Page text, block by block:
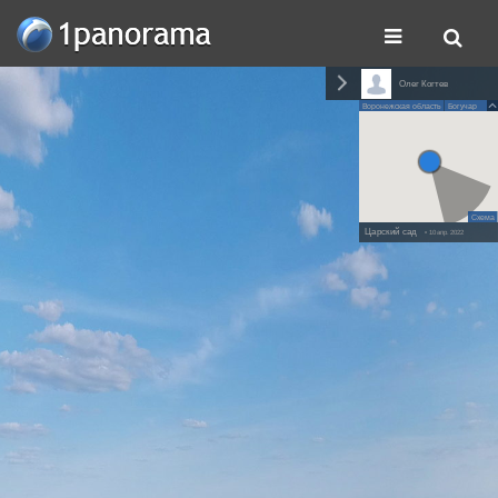
Олег Когтев
Воронежская область Богучар
Схема
Царский сад • 10 апр. 2022